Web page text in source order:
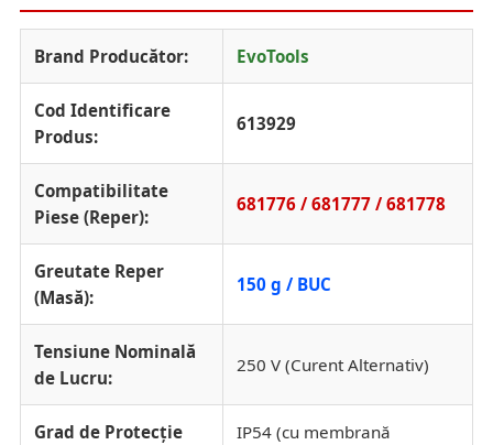
Brand Producător: EvoTools
Cod Identificare
Produs:
613929
Compatibilitate
Piese (Reper):
681776 / 681777 / 681778
Greutate Reper
(Masă):
150 g / BUC
Tensiune Nominală
de Lucru:
250 V (Curent Alternativ)
Grad de Protecție
IP54 (cu membrană